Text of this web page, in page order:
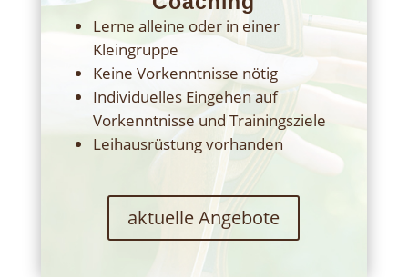
Lerne alleine oder in einer
Kleingruppe
Keine Vorkenntnisse nötig
Individuelles Eingehen auf
Vorkenntnisse und Trainingsziele
Leihausrüstung vorhanden
aktuelle Angebote